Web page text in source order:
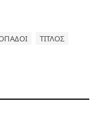
ΤΙΤΛΟΣ